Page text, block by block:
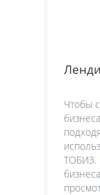
Чтобы
ТОБИЗ.